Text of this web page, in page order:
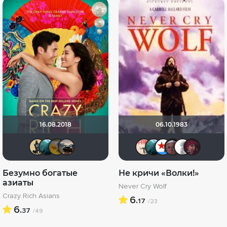
16.08.2018
Singularity Man
Безумно богатые
азиаты
Crazy Rich Asians
6.37 /49
06.10.1983
Расичъ
Не кричи «Волки!»
Never Cry Wolf
6.17 /23